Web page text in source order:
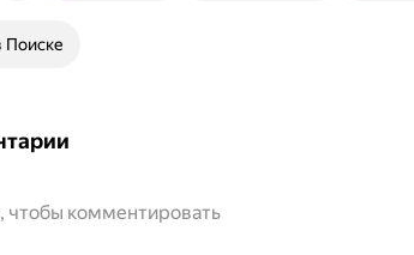
Поиске
чтобы комментировать